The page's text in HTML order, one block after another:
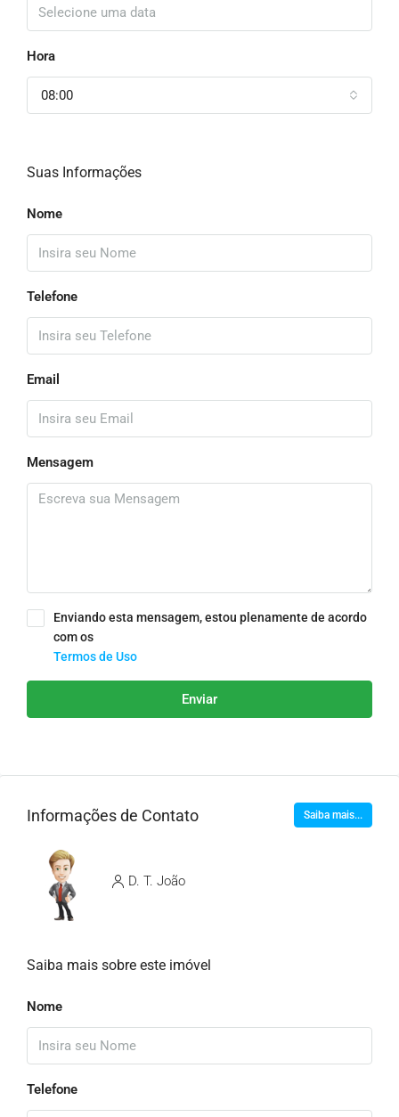
Hora
08:00
Suas Informações
Nome
Telefone
Email
Mensagem
Enviando esta mensagem, estou plenamente de acordo
com os
Termos de Uso
Enviar
Informações de Contato Saiba mais...
D. T. João
Saiba mais sobre este imóvel
Nome
Telefone